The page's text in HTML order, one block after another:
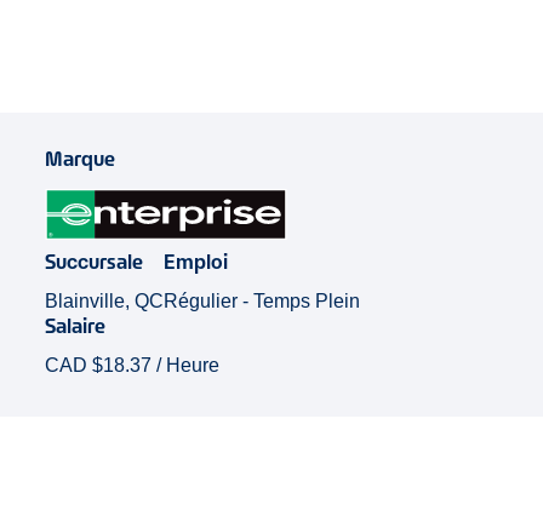
Marque
Succursale
Blainville, QC
Emploi
Régulier - Temps Plein
Salaire
CAD $18.37 / Heure